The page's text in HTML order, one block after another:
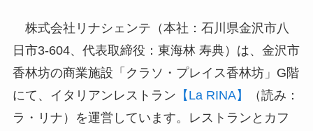
株式会社リナシェンテ（本社：石川県金沢市八
日市3-604、代表取締役：東海林 寿典）は、金沢市
香林坊の商業施設「クラソ・プレイス香林坊」G階
にて、イタリアンレストラン 【La RINA】
（読み：
ラ・リナ）を運営しています。レストランとカフ